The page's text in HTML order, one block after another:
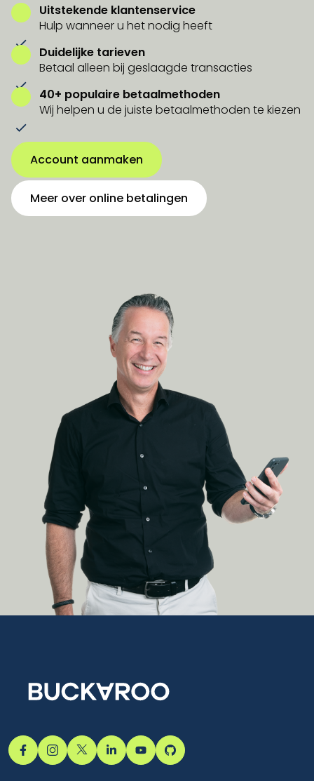
Uitstekende klantenservice
Hulp wanneer u het nodig heeft
Duidelijke tarieven
Betaal alleen bij geslaagde transacties
40+ populaire betaalmethoden
Wij helpen u de juiste betaalmethoden te kiezen
Account aanmaken
Meer over online betalingen